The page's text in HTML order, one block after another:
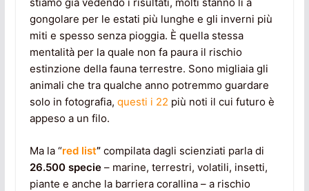
stiamo già vedendo i risultati, molti stanno lì a
gongolare per le estati più lunghe e gli inverni più
miti e spesso senza pioggia. È quella stessa
mentalità per la quale non fa paura il rischio
estinzione della fauna terrestre. Sono migliaia gli
animali che tra qualche anno potremmo guardare
solo in fotografia, questi i 22 più noti il cui futuro è
appeso a un filo.
Ma la “red list” compilata dagli scienziati parla di
26.500 specie– marine, terrestri, volatili, insetti,
piante e anche la barriera corallina – a rischio